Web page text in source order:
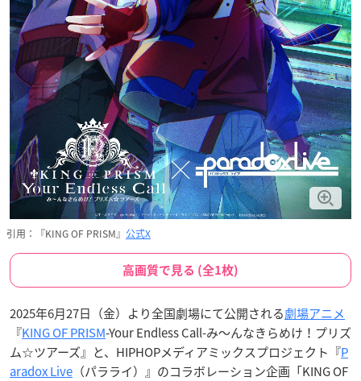
引用：『KING OF PRISM』 公式X
高画質で見る (全1枚)
2025年6月27日（金）より全国劇場にて公開される劇場アニメ
『KING OF PRISM-Your Endless Call-み～んなきらめけ！プリズ
ム☆ツアーズ』と、HIPHOPメディアミックスプロジェクト『P
aradox Live （パラライ）』のコラボレーション企画「KING OF